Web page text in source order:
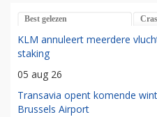
Best gelezen
KLM annuleert meerdere
staking
05 aug 26
Transavia opent komende
Brussels Airport